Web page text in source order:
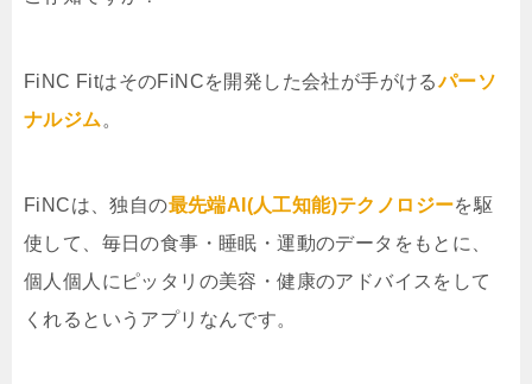
FiNC FitはそのFiNCを開発した会社が手がけるパーソ
ナルジム 。
FiNCは、独自の最先端AI(人工知能)テクノロジーを駆
使して、毎日の食事・睡眠・運動のデータをもとに、
個人個人にピッタリの美容・健康のアドバイスをして
くれるというアプリなんです。